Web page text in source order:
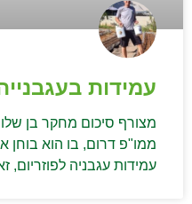
עמידות בעגבנייה –
מצורף סיכום מחקר בן
עמידות עגבניה לפוזריום,